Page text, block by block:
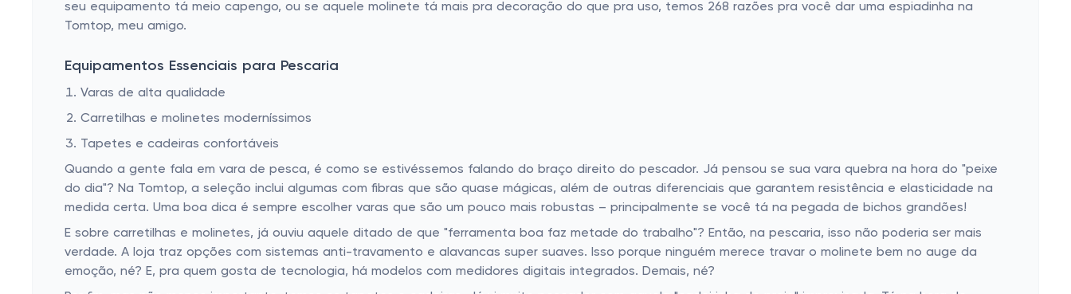
seu equipamento tá meio capengo, ou se aquele molinete tá mais pra decoração do que pra uso, temos 268 razões pra você dar uma espiadinha na
Tomtop, meu amigo.
Equipamentos Essenciais para Pescaria
Varas de alta qualidade
Carretilhas e molinetes moderníssimos
Tapetes e cadeiras confortáveis
Quando a gente fala em vara de pesca, é como se estivéssemos falando do braço direito do pescador. Já pensou se sua vara quebra na hora do "peixe
do dia"? Na Tomtop, a seleção inclui algumas com fibras que são quase mágicas, além de outras diferenciais que garantem resistência e elasticidade na
medida certa. Uma boa dica é sempre escolher varas que são um pouco mais robustas – principalmente se você tá na pegada de bichos grandões!
E sobre carretilhas e molinetes, já ouviu aquele ditado de que "ferramenta boa faz metade do trabalho"? Então, na pescaria, isso não poderia ser mais
verdade. A loja traz opções com sistemas anti-travamento e alavancas super suaves. Isso porque ninguém merece travar o molinete bem no auge da
emoção, né? E, pra quem gosta de tecnologia, há modelos com medidores digitais integrados. Demais, né?